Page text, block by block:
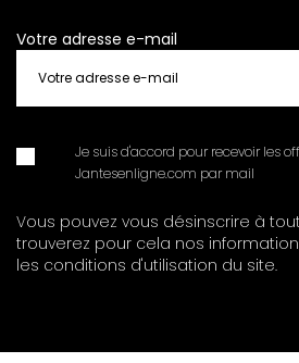
Votre adresse e-mail
Je suis d'accord pour recevoir les
Jantesenligne.com par mail
Vous pouvez vous désinscrire à
trouverez pour cela nos
les conditions d'utilisation du site.